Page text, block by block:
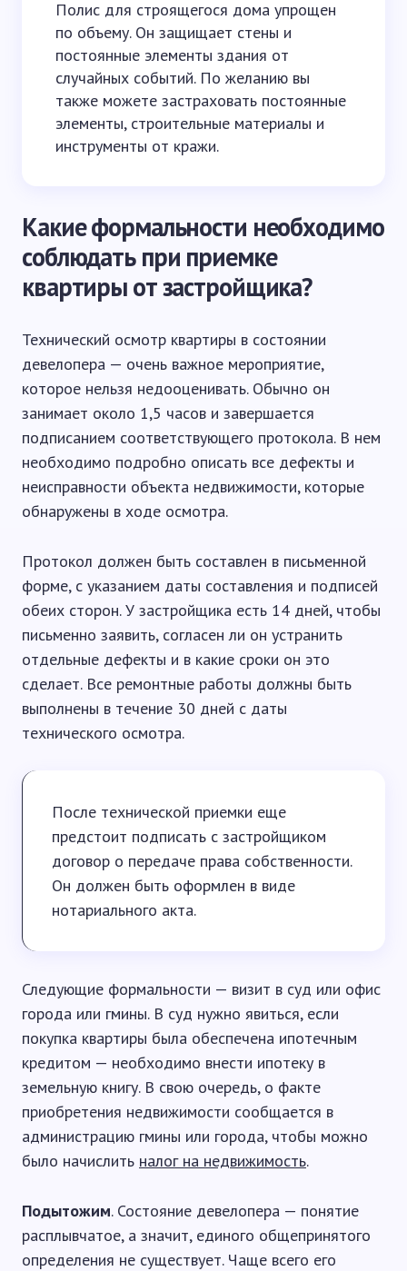
Полис для строящегося дома упрощен
по объему. Он защищает стены и
постоянные элементы здания от
случайных событий. По желанию вы
также можете застраховать постоянные
элементы, строительные материалы и
инструменты от кражи.
Какие формальности необходимо
соблюдать при приемке
квартиры от застройщика?
Технический осмотр квартиры в состоянии
девелопера — очень важное мероприятие,
которое нельзя недооценивать. Обычно он
занимает около 1,5 часов и завершается
подписанием соответствующего протокола. В нем
необходимо подробно описать все дефекты и
неисправности объекта недвижимости, которые
обнаружены в ходе осмотра.
Протокол должен быть составлен в письменной
форме, с указанием даты составления и подписей
обеих сторон. У застройщика есть 14 дней, чтобы
письменно заявить, согласен ли он устранить
отдельные дефекты и в какие сроки он это
сделает. Все ремонтные работы должны быть
выполнены в течение 30 дней с даты
технического осмотра.
После технической приемки еще
предстоит подписать с застройщиком
договор о передаче права собственности.
Он должен быть оформлен в виде
нотариального акта.
Следующие формальности — визит в суд или офис
города или гмины. В суд нужно явиться, если
покупка квартиры была обеспечена ипотечным
кредитом — необходимо внести ипотеку в
земельную книгу. В свою очередь, о факте
приобретения недвижимости сообщается в
администрацию гмины или города, чтобы можно
было начислить налог на недвижимость.
Подытожим. Состояние девелопера — понятие
расплывчатое, а значит, единого общепринятого
определения не существует. Чаще всего его